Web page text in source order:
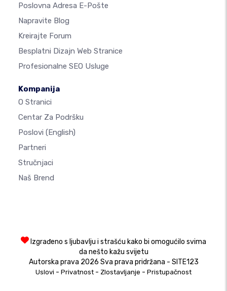
Poslovna Adresa E-Pošte
Napravite Blog
Kreirajte Forum
Besplatni Dizajn Web Stranice
Profesionalne SEO Usluge
Kompanija
O Stranici
Centar Za Podršku
Poslovi (English)
Partneri
Stručnjaci
Naš Brend
Izgrađeno s ljubavlju i strašću kako bi omogućilo svima
da nešto kažu svijetu
Autorska prava 2026 Sva prava pridržana - SITE123
Uslovi - Privatnost - Zlostavljanje - Pristupačnost